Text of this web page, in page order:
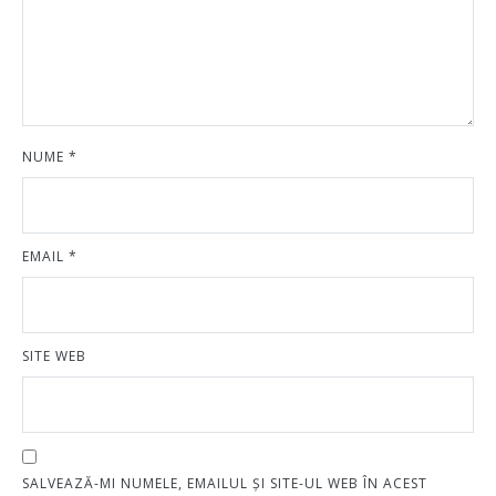
NUME *
EMAIL *
SITE WEB
SALVEAZĂ-MI NUMELE, EMAILUL ȘI SITE-UL WEB ÎN ACEST